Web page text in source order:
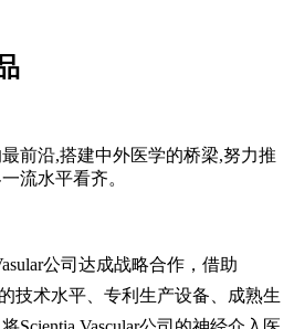
前沿,搭建中外医学的桥梁,努力推
流水平看齐。
公司达成战略合作，借助
的技术水平、专利生产设备、成熟生